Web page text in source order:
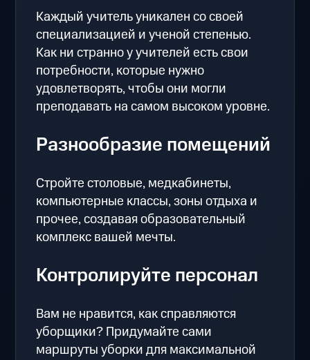
Каждый учитель уникален со своей
специализацией и ученой степенью.
Как ни странно у учителей есть свои
потребности, которые нужно
удовлетворять, чтобы они могли
преподавать на самом высоком уровне.
Разнообразие помещений
Стройте столовые, медкабинеты,
компьютерные классы, зоны отдыха и
прочее, создавая образовательный
комплекс вашей мечты.
Контролируйте персонал
Вам не нравится, как справляются
уборщики? Придумайте сами
маршруты уборки для максимальной